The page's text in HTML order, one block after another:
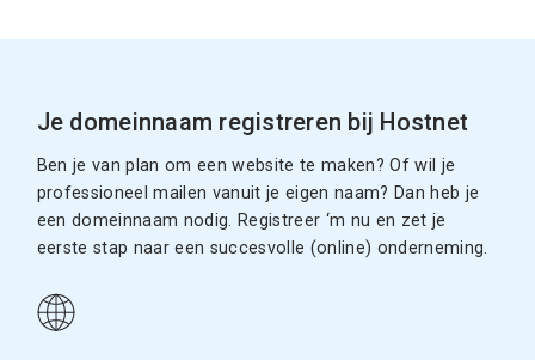
Je domeinnaam registreren bij Hostnet
Ben je van plan om een website te maken? Of wil je
professioneel mailen vanuit je eigen naam? Dan heb je
een domeinnaam nodig. Registreer ‘m nu en zet je
eerste stap naar een succesvolle (online) onderneming.